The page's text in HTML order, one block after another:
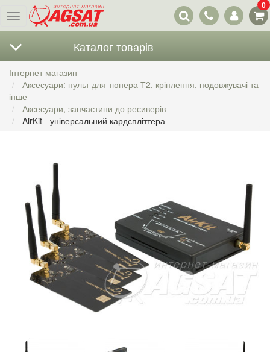
Меню
Наші
контакти
0
Каталог товарів
Інтернет магазин
Аксесуари: пульт для тюнера Т2, кріплення, подовжувачі та
інше
Аксесуари, запчастини до ресиверів
AirKit - універсальний кардспліттера